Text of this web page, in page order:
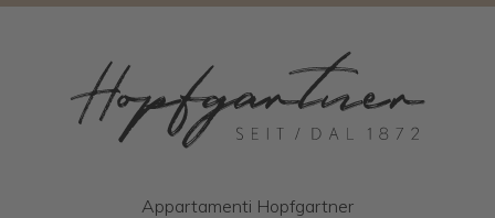
Appartamenti Hopfgartner